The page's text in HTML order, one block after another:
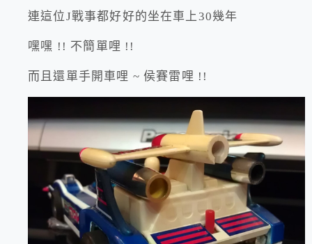
連這位J戰事都好好的坐在車上30幾年
嘿嘿 !! 不簡單哩 !!
而且還單手開車哩 ~ 侯賽雷哩 !!